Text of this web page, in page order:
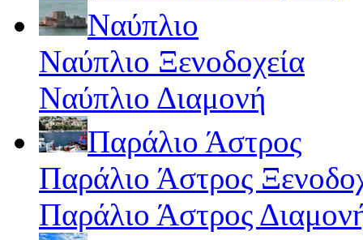
Ναύπλιο
Ναύπλιο Ξενοδοχεία
Ναύπλιο Διαμονή
Παράλιο Άστρος
Παράλιο Άστρος
Παράλιο Άστρος